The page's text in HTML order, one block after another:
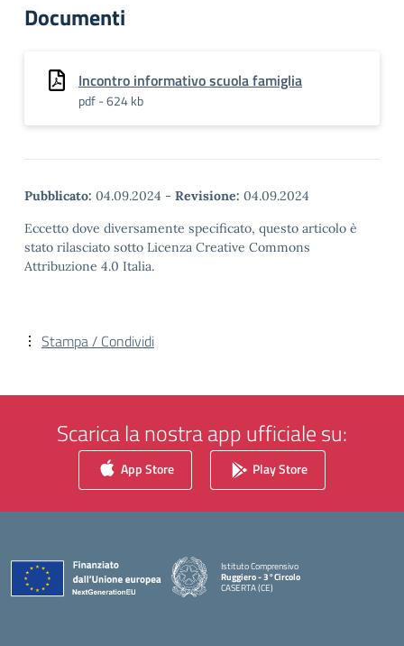
Documenti
Incontro informativo scuola famiglia
pdf - 624 kb
Pubblicato: 04.09.2024 - Revisione: 04.09.2024
Eccetto dove diversamente specificato, questo articolo è
stato rilasciato sotto Licenza Creative Commons
Attribuzione 4.0 Italia.
Stampa / Condividi
Scarica la nostra app ufficiale su:
App Store Play Store
Istituto Comprensivo
Ruggiero - 3°Circolo
CASERTA (CE)